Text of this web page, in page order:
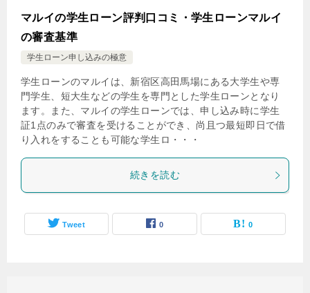
マルイの学生ローン評判口コミ・学生ローンマルイ
の審査基準
学生ローン申し込みの極意
学生ローンのマルイは、新宿区高田馬場にある大学生や専
門学生、短大生などの学生を専門とした学生ローンとなり
ます。また、マルイの学生ローンでは、申し込み時に学生
証1点のみで審査を受けることができ、尚且つ最短即日で借
り入れをすることも可能な学生ロ・・・
続きを読む
Tweet 0 0